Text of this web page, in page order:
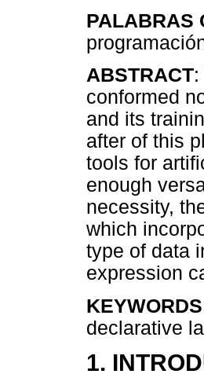
PALABRAS
ABSTRACT
conformed
and its
after of this
tools for
enough
necessity,
which
type of data
expression
KEYWORDS
declarative
1.